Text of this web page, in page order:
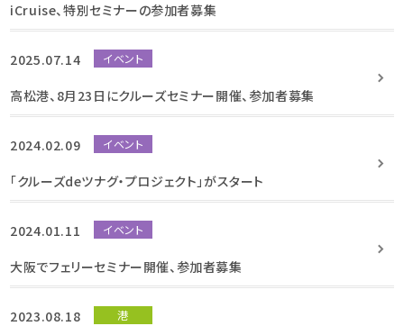
iCruise、特別セミナーの参加者募集
2025.07.14 イベント
高松港、8月23日にクルーズセミナー開催、参加者募集
2024.02.09 イベント
「クルーズdeツナグ・プロジェクト」がスタート
2024.01.11 イベント
大阪でフェリーセミナー開催、参加者募集
2023.08.18 港